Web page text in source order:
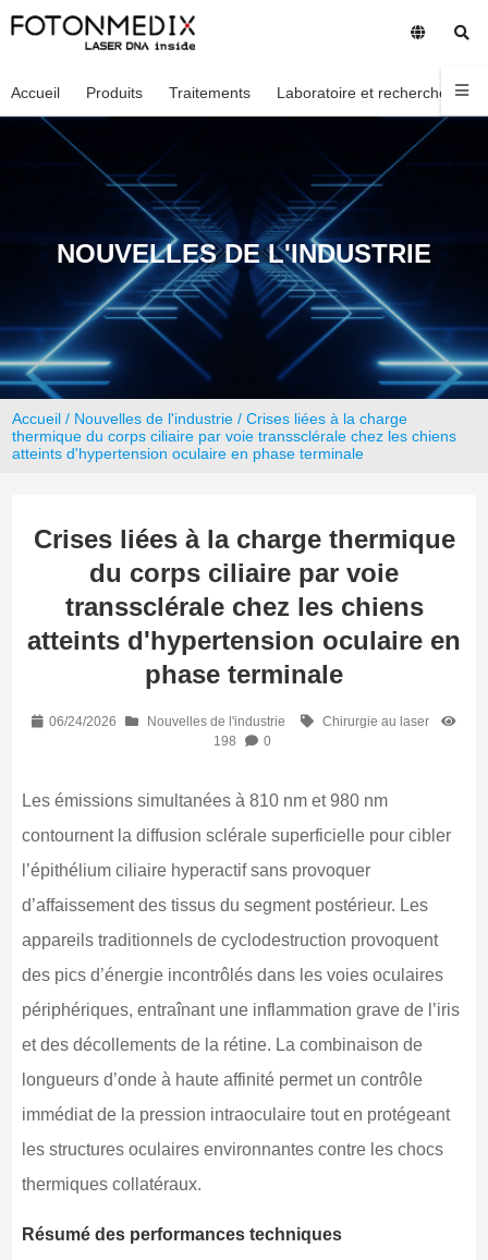
Accueil Produits Traitements Laboratoire et recherche
NOUVELLES DE L'INDUSTRIE
Accueil / Nouvelles de l'industrie / Crises liées à la charge
thermique du corps ciliaire par voie transsclérale chez les chiens
atteints d'hypertension oculaire en phase terminale
Crises liées à la charge thermique
du corps ciliaire par voie
transsclérale chez les chiens
atteints d'hypertension oculaire en
phase terminale
06/24/2026 Nouvelles de l'industrie
Chirurgie au laser
198
0
Les émissions simultanées à 810 nm et 980 nm
contournent la diffusion sclérale superficielle pour cibler
l’épithélium ciliaire hyperactif sans provoquer
d’affaissement des tissus du segment postérieur. Les
appareils traditionnels de cyclodestruction provoquent
des pics d’énergie incontrôlés dans les voies oculaires
périphériques, entraînant une inflammation grave de l’iris
et des décollements de la rétine. La combinaison de
longueurs d’onde à haute affinité permet un contrôle
immédiat de la pression intraoculaire tout en protégeant
les structures oculaires environnantes contre les chocs
thermiques collatéraux.
Résumé des performances techniques